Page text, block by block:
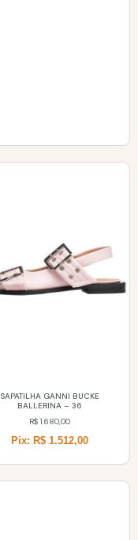
SAPATILHA GANNI BUCKE
BALLERINA – 36
R$ 1.680,00
Pix: R$ 1.512,00